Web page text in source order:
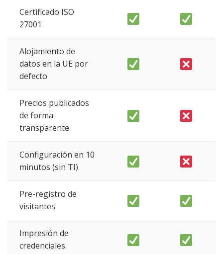
Certificado ISO
27001
Alojamiento de
datos en la UE por
defecto
Precios publicados
de forma
transparente
Configuración en 10
minutos (sin TI)
Pre-registro de
visitantes
Impresión de
credenciales